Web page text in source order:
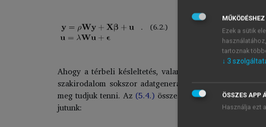
(6.2.)
Ahogy a térbeli késleltetés, valamint a térbeli hiba
szakirodalom sokszor adatgeneráló folyamatnak is
meg tudjuk tenni. Az (5.4.) összefüggés szerint a(6.2.)
jutunk:
Ezek a sütik
tartoznak
↓ 3
ÖSSZES APP
Használja ezt